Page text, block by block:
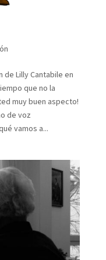
de Lilly Cantabile en
que no la
muy buen aspecto!
de voz
vamos a...